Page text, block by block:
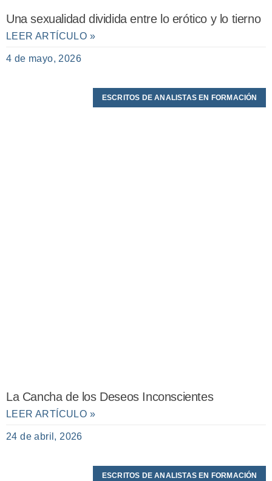
Una sexualidad dividida entre lo erótico y lo tierno
LEER ARTÍCULO »
4 de mayo, 2026
ESCRITOS DE ANALISTAS EN FORMACIÓN
La Cancha de los Deseos Inconscientes
LEER ARTÍCULO »
24 de abril, 2026
ESCRITOS DE ANALISTAS EN FORMACIÓN